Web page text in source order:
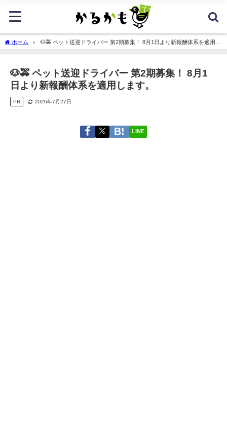
ホーム
🐶🚕 ペット送迎ドライバー 第2期募集！ 8月1日より新報酬体系を適用し
ます。
🐶🚕 ペット送迎ドライバー 第2期募集！ 8月1
日より新報酬体系を適用します。
PR 2026年7月27日
LINE